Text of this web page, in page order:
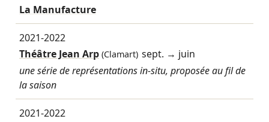
La Manufacture
2021-2022
Théâtre Jean Arp(Clamart) sept. → juin
une série de représentations in-situ, proposée au fil de
la saison
2021-2022